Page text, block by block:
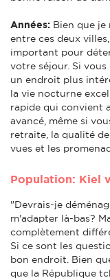
Années: Bien que je
entre ces deux
important pour
votre séjour. Si
un endroit plus
la vie nocturne
rapide qui convient
avancé, même si
retraite, la qualité
vues et les
Population: Kiel
"Devrais-je
m'adapter là-bas?
complètement
Si ce sont les
bon endroit. Bien
que la République